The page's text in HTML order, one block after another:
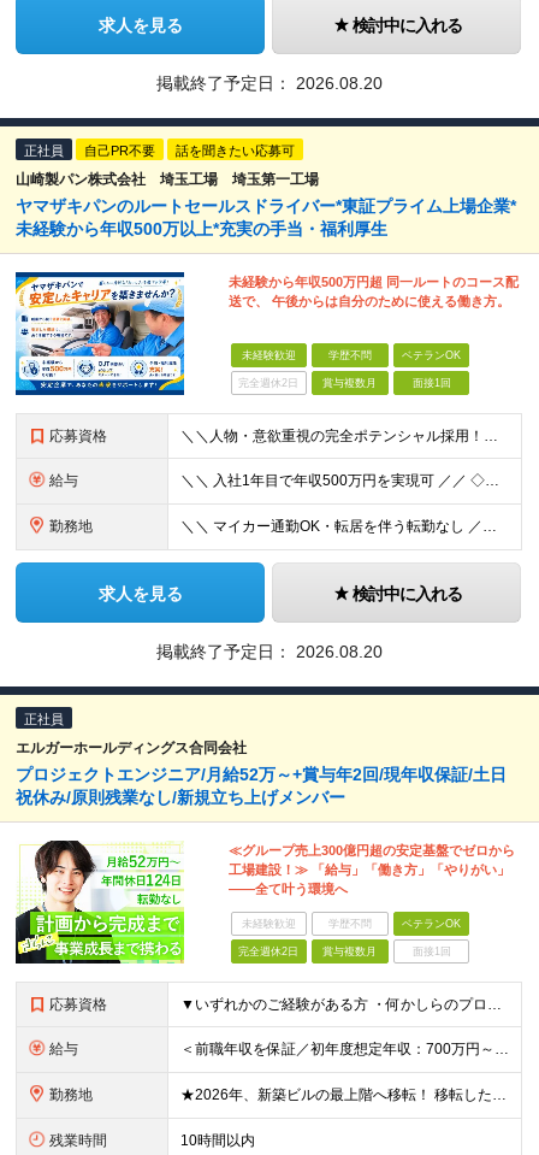
求人を見る 検討中に入れる
掲載終了予定日： 2026.08.20
正社員 自己PR不要 話を聞きたい応募可
山崎製パン株式会社 埼玉工場 埼玉第一工場
ヤマザキパンのルートセールスドライバー*東証プライム上場企業*
未経験から年収500万以上*充実の手当・福利厚生
未経験から年収500万円超 同一ルートのコース配
送で、 午後からは自分のために使える働き方。
未経験歓迎 学歴不問 ベテランOK
完全週休2日 賞与複数月 面接1回
応募資格 ＼＼人物・意欲重視の完全ポテンシャル採用！／／ 「正社員になりたい」 「安定した会社で働きたい」 「家族との時間を増やしたい」 動機は何でも構いません！ あなたの「これから」を応援します。 ＜必須
給与 ＼＼ 入社1年目で年収500万円を実現可 ／／ ◇月給23万700円～28万1,340円＋諸手当＋賞与年2回 【一律手当】 全員に一律で支払われる通勤・皆勤・家族手当金額:なし 全員に一律で支払われ
勤務地 ＼＼ マイカー通勤OK・転居を伴う転勤なし ／／ ◇埼玉第一工場 埼玉県所沢市坂之下85 TEL:04-2944-5111 ※春日部営業所（春日部市）も募集中です！
求人を見る 検討中に入れる
掲載終了予定日： 2026.08.20
正社員
エルガーホールディングス合同会社
プロジェクトエンジニア/月給52万～+賞与年2回/現年収保証/土日
祝休み/原則残業なし/新規立ち上げメンバー
≪グループ売上300億円超の安定基盤でゼロから
工場建設！≫ 「給与」「働き方」「やりがい」
――全て叶う環境へ
未経験歓迎 学歴不問 ベテランOK
完全週休2日 賞与複数月 面接1回
応募資格 ▼いずれかのご経験がある方 ・何かしらのプロジェクト管理の経験 ┗製造業（食品・医薬・化学等）だと尚歓迎 ・プラントエンジニアリング業界の経験 ※高専卒・大卒以上(機械、電気、化学工学、建築など理系
給与 ＜前職年収を保証／初年度想定年収：700万円～1,600万円＞ ■月給52万円～＋残業代全額支給＋賞与年2回 ※試用期間2ヶ月あり（期間中は月給45万円～、その他の待遇に差異なし） ＼安心のキャリア
勤務地 ★2026年、新築ビルの最上階へ移転！ 移転したばかりのキレイなオフィスでの勤務です 神奈川県横浜市中区港町1丁目1-1 BASEGATE横浜関内タワー33階 ※原則出社となります。 ※本社所在地：
残業時間 10時間以内